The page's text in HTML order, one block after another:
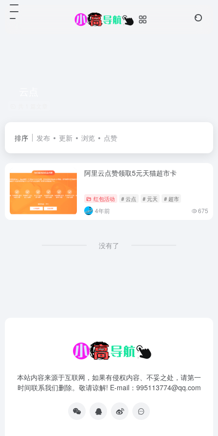
排序 发布 更新 浏览 点赞
阿里云点赞领取5元天猫超市卡
红包活动 # 云点 # 元天 # 超市
4年前 675
没有了
本站内容来源于互联网，如果有侵权内容、不妥之处，请第一
时间联系我们删除。敬请谅解! E-mail：995113774@qq.com